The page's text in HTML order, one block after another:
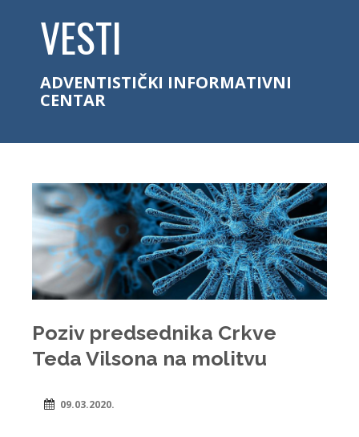
VESTI
ADVENTISTIČKI INFORMATIVNI
CENTAR
Poziv predsednika Crkve
Teda Vilsona na molitvu
09.03.2020.